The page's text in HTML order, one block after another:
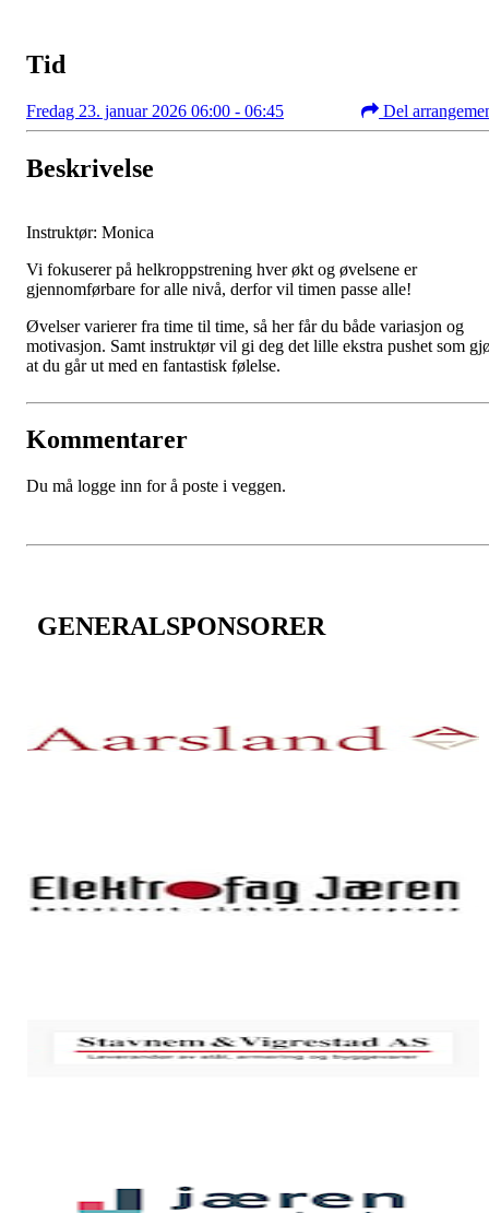
Tid
Fredag 23. januar 2026 06:00 - 06:45 Del
Beskrivelse
Instruktør: Monica
Vi fokuserer på helkroppstrening hver økt og øvelsene er
gjennomførbare for alle nivå, derfor vil timen passe alle!
Øvelser varierer fra time til time, så her får du både variasjon og
motivasjon. Samt instruktør vil gi deg det lille ekstra pushet som
at du går ut med en fantastisk følelse.
Kommentarer
Du må logge inn for å poste i veggen.
GENERALSPONSORER